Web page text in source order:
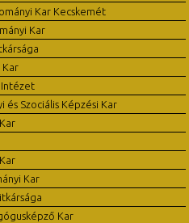
Kar Kecskemét
Kar
Kar
Intézet
és Szociális Képzési Kar
Kar
Kar